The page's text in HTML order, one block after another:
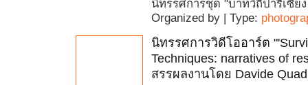
นิทรรศการชุด "บาทวิถีปารีเซียง
Organized by | Type:
นิทรรศการวิดีโออาร์ต
Techniques​: narratives of
สรรผลงานโดย Davide